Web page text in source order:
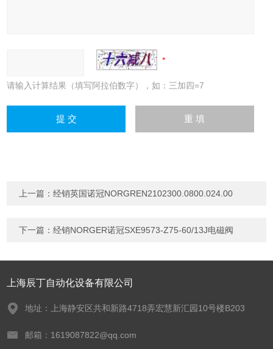
请输入计算结果（填写阿拉伯数字），如：三加四=7
上一篇：经销英国诺冠NORGREN2102300.0800.024.00
下一篇：经销NORGER诺冠SXE9573-Z75-60/13J电磁阀
上海辰丁自动化设备有限公司
地址：上海静安区共和新路4718弄宏慧新汇园10号楼B203
邮箱：1619087822@qq.com